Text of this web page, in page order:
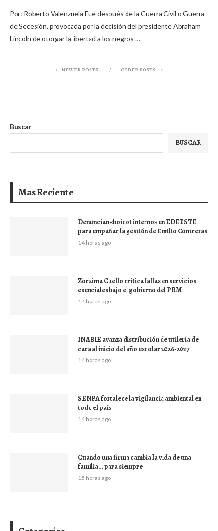
Por: Roberto Valenzuela Fue después de la Guerra Civil o Guerra
de Secesión, provocada por la decisión del presidente Abraham
Lincoln de otorgar la libertad a los negros …
NEWER POSTS OLDER POSTS
Buscar
BUSCAR
Mas Reciente
Denuncian «boicot interno» en EDEESTE
para empañar la gestión de Emilio Contreras
14 horas ago
Zoraima Cuello critica fallas en servicios
esenciales bajo el gobierno del PRM
14 horas ago
INABIE avanza distribución de utilería de
cara al inicio del año escolar 2026-2027
14 horas ago
SENPA fortalece la vigilancia ambiental en
todo el país
14 horas ago
Cuando una firma cambia la vida de una
familia… para siempre
15 horas ago